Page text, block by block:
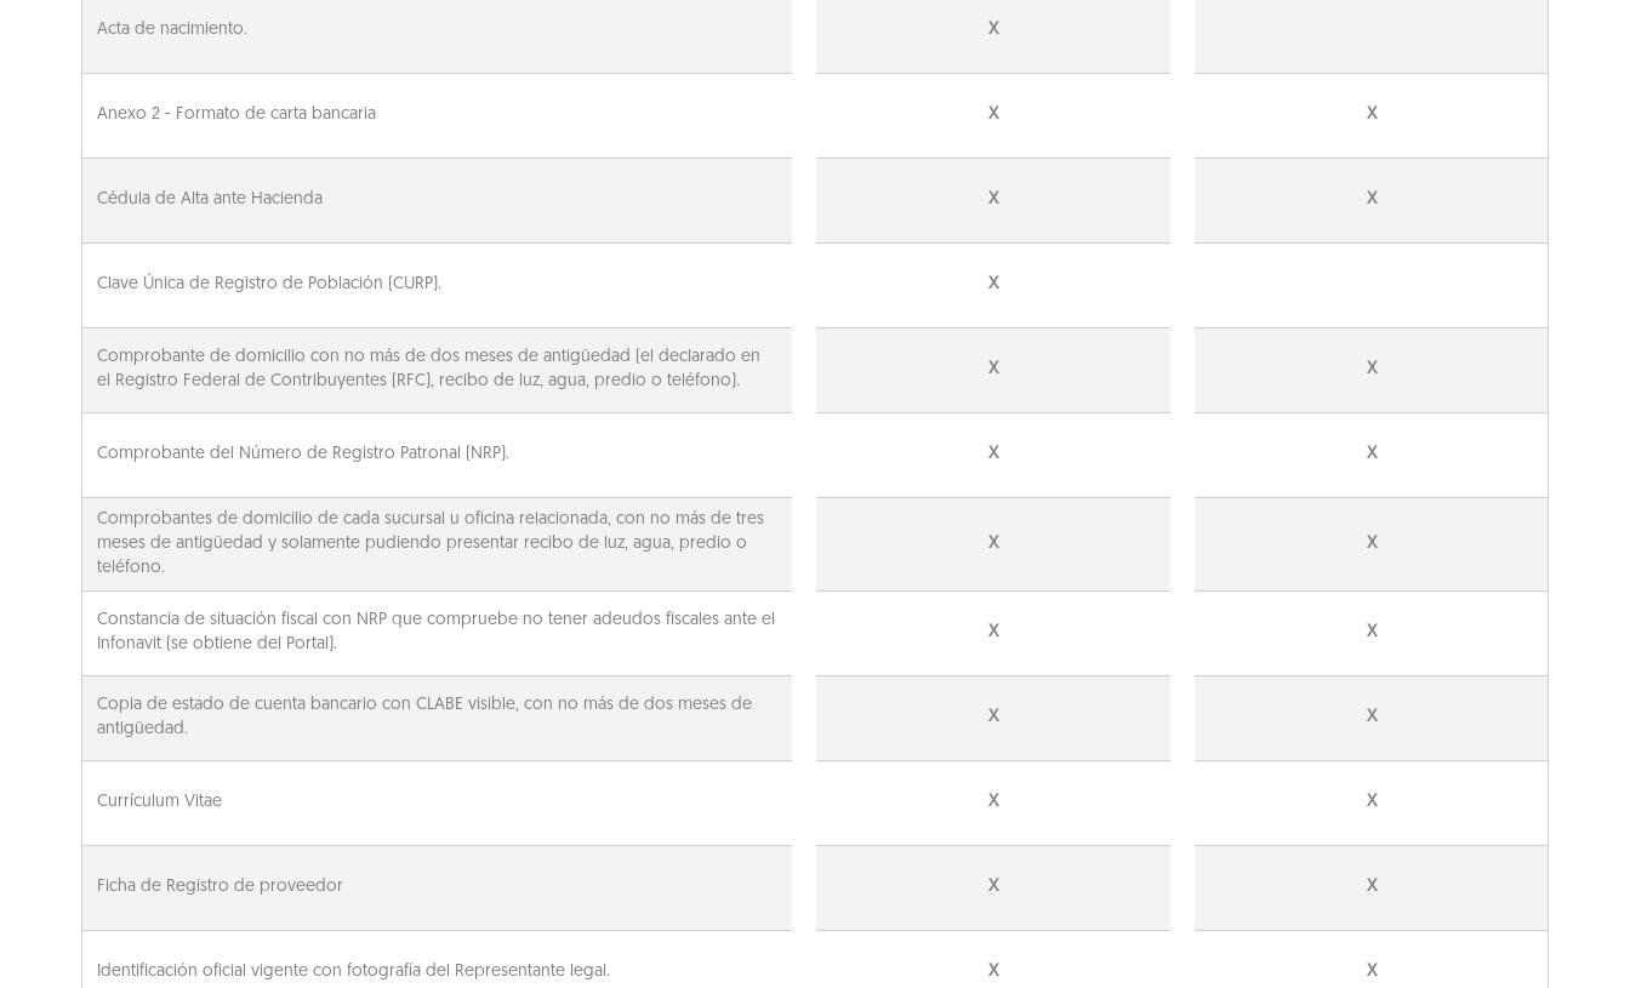
Acta de nacimiento. X
Anexo 2 - Formato de carta bancaria X X
Cédula de Alta ante Hacienda X X
Clave Única de Registro de Población (CURP). X
Comprobante de domicilio con no más de dos meses de antigüedad (el declarado en
el Registro Federal de Contribuyentes (RFC), recibo de luz, agua, predio o teléfono).
X X
Comprobante del Número de Registro Patronal (NRP). X X
Comprobantes de domicilio de cada sucursal u oficina relacionada, con no más de tres
meses de antigüedad y solamente pudiendo presentar recibo de luz, agua, predio o
teléfono.
X X
Constancia de situación fiscal con NRP que compruebe no tener adeudos fiscales ante el
Infonavit (se obtiene del Portal).
X X
Copia de estado de cuenta bancario con CLABE visible, con no más de dos meses de
antigüedad.
X X
Currículum Vitae X X
Ficha de Registro de proveedor X X
Identificación oficial vigente con fotografía del Representante legal. X X